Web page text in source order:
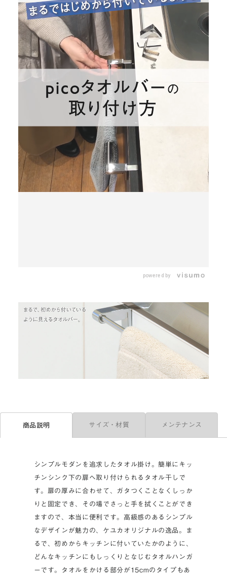
9
8
powered by
商品説明 サイズ・材質 メンテナンス
シンプルモダンを追求したタオル掛け。簡単にキッ
チンシンク下の扉へ取り付けられるタオル干しで
す。扉の厚みに合わせて、ガタつくことなくしっか
りと固定でき、その場でさっと手を拭くことができ
ますので、本当に便利です。高級感のあるシンプル
なデザインが魅力の、ケユカオリジナルの逸品。ま
るで、初めからキッチンに付いていたかのように、
どんなキッチンにもしっくりとなじむタオルハンガ
ーです。タオルをかける部分が15cmのタイプもあ